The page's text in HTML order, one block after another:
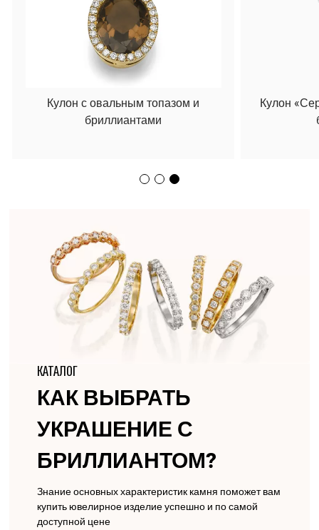
КАТАЛОГ
КАК ВЫБРАТЬ
УКРАШЕНИЕ С
БРИЛЛИАНТОМ?
Знание основных характеристик камня поможет вам
купить ювелирное изделие успешно и по самой
доступной цене
Кулон
Кулон с овальным топазом и
бриллиантами